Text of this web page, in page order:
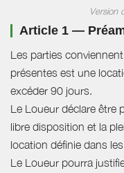
Version
Article 1 —
Les parties
présentes est une
excéder 90 jours.
Le Loueur déclare être
libre disposition et la
location définie dans
Le Loueur pourra